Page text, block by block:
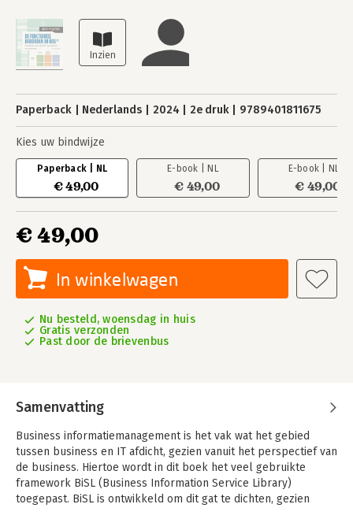
Paperback Nederlands 2024 2e druk 9789401811675
Kies uw bindwijze
Paperback | NL
€ 49,00
E-book | NL
€ 49,00
E-book | NL
€ 49,00
€ 49,00
In winkelwagen
Nu besteld, woensdag in huis
Gratis verzonden
Past door de brievenbus
Samenvatting
Business informatiemanagement is het vak wat het gebied
tussen business en IT afdicht, gezien vanuit het perspectief van
de business. Hiertoe wordt in dit boek het veel gebruikte
framework BiSL (Business Information Service Library)
toegepast. BiSL is ontwikkeld om dit gat te dichten, gezien